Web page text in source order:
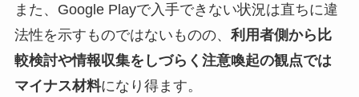
また、Google Playで入手できない状況は直ちに違
法性を示すものではないものの、 利用者側から比
較検討や情報収集をしづらく注意喚起の観点では
マイナス材料になり得ます。